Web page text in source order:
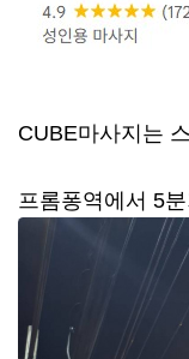
CUBE마사지는
프롬퐁역에서 5